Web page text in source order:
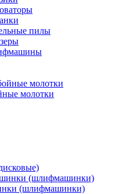
пилы
молотки
(шлифмашинки)